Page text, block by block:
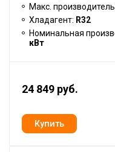
Макс.
Хладагент: R32
Номинальная
кВт
24 849 руб.